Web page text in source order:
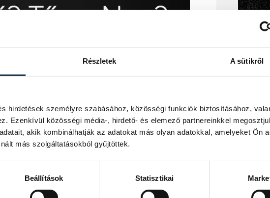
Részletek A sütikről
hirdetések személyre szabásához, közösségi funkciók biztosításához,
Ezenkívül közösségi média-, hirdető- és elemező partnereinkkel
akik kombinálhatják az adatokat más olyan adatokkal, amelyeket Ön
más szolgáltatásokból gyűjtöttek.
Beállítások Statisztikai
Vizes
A
nyert